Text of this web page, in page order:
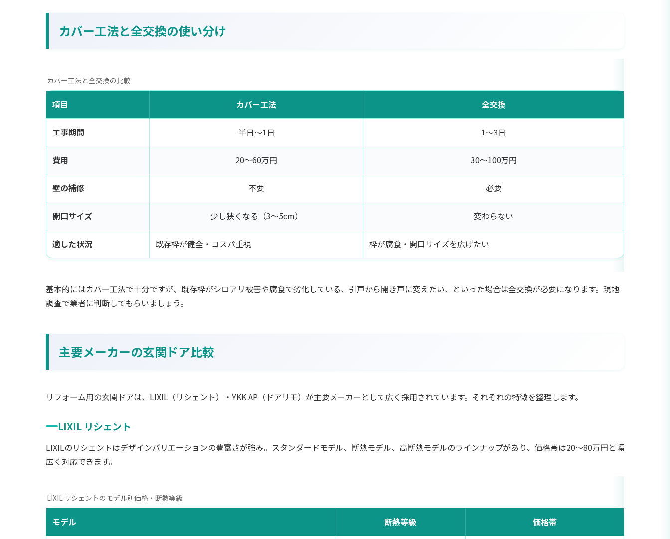
カバー工法と全交換の使い分け
カバー工法と全交換の比較
項目 カバー工法 全交換
工事期間 半日〜1日 1〜3日
費用 20〜60万円 30〜100万円
壁の補修 不要 必要
開口サイズ 少し狭くなる（3〜5cm） 変わらない
適した状況 既存枠が健全・コスパ重視 枠が腐食・開口サイズを広げたい
基本的にはカバー工法で十分ですが、既存枠がシロアリ被害や腐食で劣化している、引戸から開き戸に変えたい、といった場合は全交換が必要になります。現地
調査で業者に判断してもらいましょう。
主要メーカーの玄関ドア比較
リフォーム用の玄関ドアは、LIXIL（リシェント）・YKK AP（ドアリモ）が主要メーカーとして広く採用されています。それぞれの特徴を整理します。
LIXIL リシェント
LIXILのリシェントはデザインバリエーションの豊富さが強み。スタンダードモデル、断熱モデル、高断熱モデルのラインナップがあり、価格帯は20〜80万円と幅
広く対応できます。
LIXIL リシェントのモデル別価格・断熱等級
モデル 断熱等級 価格帯